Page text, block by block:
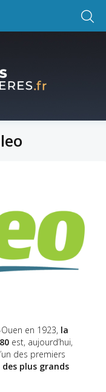
en 1923, la
est, aujourd’hui,
des premiers
plus grands